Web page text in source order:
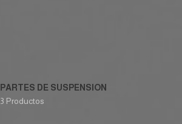
PARTES DE SUSPENSION
3 Productos